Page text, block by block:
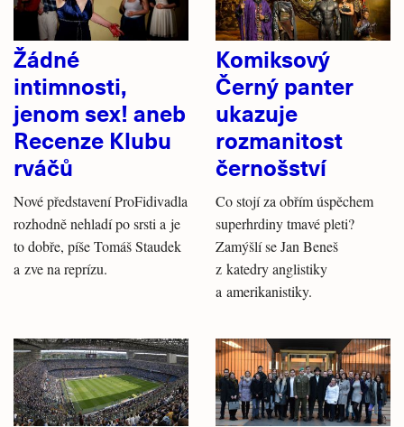
Žádné
intimnosti,
jenom sex! aneb
Recenze Klubu
rváčů
Nové představení ProFidivadla
rozhodně nehladí po srsti a je
to dobře, píše Tomáš Staudek
a zve na reprízu.
Komiksový
Černý panter
ukazuje
rozmanitost
černošství
Co stojí za obřím úspěchem
superhrdiny tmavé pleti?
Zamýšlí se Jan Beneš
z katedry anglistiky
a amerikanistiky.